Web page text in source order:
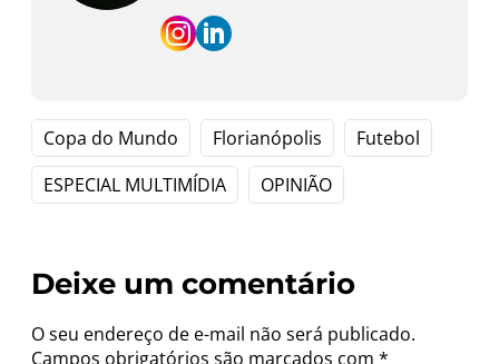
Copa do Mundo Florianópolis
Futebol
ESPECIAL MULTIMÍDIA
OPINIÃO
Deixe um comentário
O seu endereço de e-mail não será publicado.
Campos obrigatórios são marcados com *